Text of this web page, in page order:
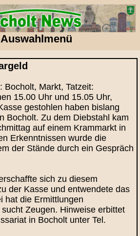
Auswahlmenü
Bocholt, Markt, Tatzeit:
15.00 Uhr und 15.05 Uhr,
gestohlen haben bislang
Bocholt. Zu dem Diebstahl kam
auf einem Krammarkt in
Erkenntnissen wurde die
der Stände durch ein Gespräch
sich zu diesem
der Kasse und entwendete das
hat die Ermittlungen
Zeugen. Hinweise erbittet
in Bocholt unter Tel.